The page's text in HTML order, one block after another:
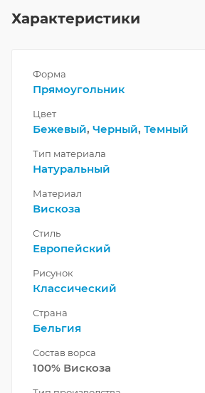
Характеристики
Форма
Прямоугольник
Цвет
Бежевый, Черный, Темный
Тип материала
Натуральный
Материал
Вискоза
Стиль
Европейский
Рисунок
Классический
Страна
Бельгия
Состав ворса
100% Вискоза